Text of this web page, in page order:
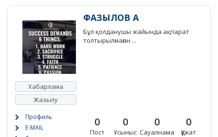
Хабарлама
Жазылу
Профиль
E-MAIL
ФАЗЫЛОВ А
Бұл қолданушы жайында ақпарат
толтырылмаған ...
0
Пост
0
Ұсыныс
0
Сауалнама
0
Құжат